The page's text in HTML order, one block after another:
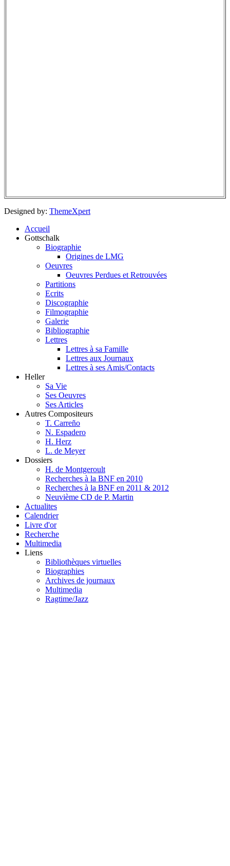
Designed by: ThemeXpert
Accueil
Gottschalk
Biographie
Origines de LMG
Oeuvres
Oeuvres Perdues et Retrouvées
Partitions
Ecrits
Discographie
Filmographie
Galerie
Bibliographie
Lettres
Lettres à sa Famille
Lettres aux Journaux
Lettres à ses Amis/Contacts
Heller
Sa Vie
Ses Oeuvres
Ses Articles
Autres Compositeurs
T. Carreño
N. Espadero
H. Herz
L. de Meyer
Dossiers
H. de Montgeroult
Recherches à la BNF en 2010
Recherches à la BNF en 2011 & 2012
Neuvième CD de P. Martin
Actualites
Calendrier
Livre d'or
Recherche
Multimedia
Liens
Bibliothèques virtuelles
Biographies
Archives de journaux
Multimedia
Ragtime/Jazz